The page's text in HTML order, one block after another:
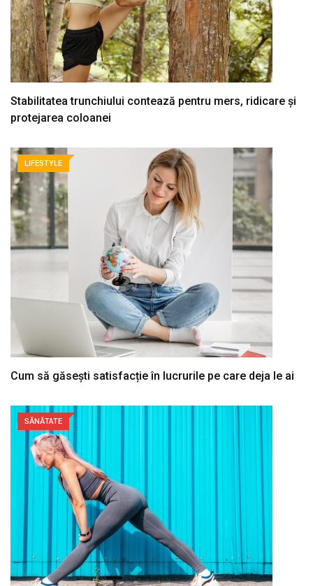
Stabilitatea trunchiului contează pentru mers, ridicare și
protejarea coloanei
LIFESTYLE
Cum să găsești satisfacție în lucrurile pe care deja le ai
SĂNĂTATE